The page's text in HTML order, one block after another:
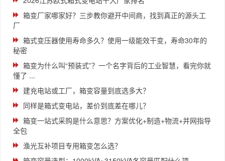
箱变厂家哪家好？三步教你避开中间商，找到真正的源头工
厂
箱式变压器使用寿命多久？使用一级能效干变，寿命30年的
秘密
箱变为什么叫“预装式”？一个名字背后的工业智慧，看完你就
懂了 ...
建充电站或工厂，箱变容量到底选多大？
同样是箱式变电站，差价到底差在哪儿？
箱变一站式采购是什么意思？方案优化+制造+物流+并网指导
全包
渔光互补项目专用箱变怎么选？